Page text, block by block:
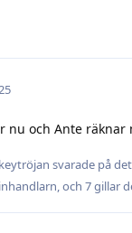
nu och Ante räknar
svarade på
, och 7gillar